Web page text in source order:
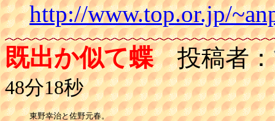
http://www.top.or.jp/
既出か似て蝶投稿者：
48分18秒
東野幸治と佐野元春。